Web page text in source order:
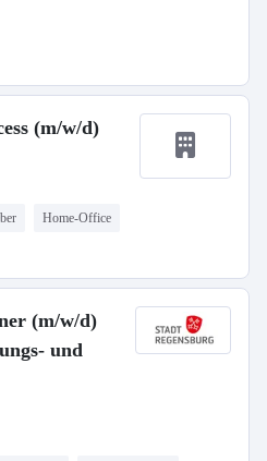
(m/w/d)
Home-Office
(m/w/d)
und